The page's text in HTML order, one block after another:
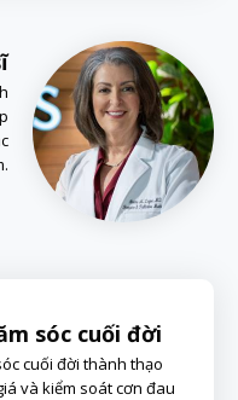
sóc cuối đời
cuối đời thành thạo
và kiểm soát cơn đau